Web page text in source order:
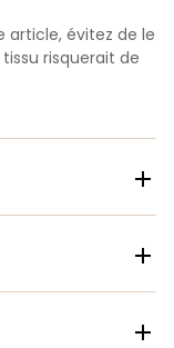
article, évitez de le
risquerait de


